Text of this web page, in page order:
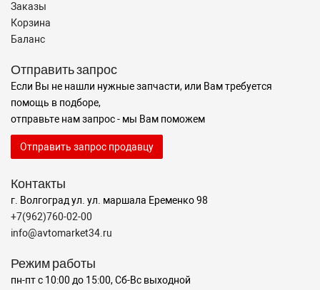
Заказы
Корзина
Баланс
Отправить запрос
Если Вы не нашли нужные запчасти, или Вам требуется
помощь в подборе,
отправьте нам запрос - мы Вам поможем
Отправить запрос продавцу
Контакты
г. Волгоград ул. ул. маршала Еременко 98
+7(962)760-02-00
info@avtomarket34.ru
Режим работы
пн-пт с 10:00 до 15:00, Сб-Вс выходной